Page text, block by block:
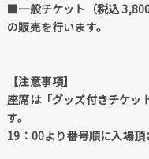
■一般チケット（税込 3,800
の販売を行います。
【注意事項】
座席は「グッズ付きチケ
す。
19：00より番号順に入場頂